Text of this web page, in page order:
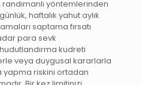
yöntemlerinden
haftalık yahut aylık
saptama fırsatı
para sevk
kudreti
veya duygusal kararlarla
riskini ortadan